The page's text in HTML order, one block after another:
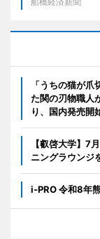
「うちの猫が
た関の刃物職人
り、国内発売開
【叡啓大学】7
ニングラウンジ
i-PRO 令和8年